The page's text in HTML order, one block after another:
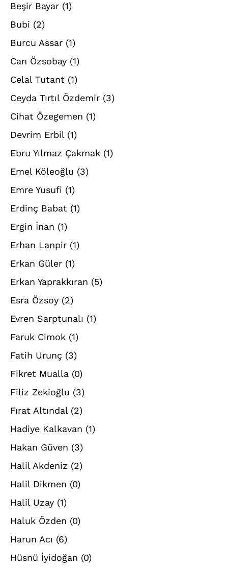
Beşir Bayar (1)
Bubi (2)
Burcu Assar (1)
Can Özsobay (1)
Celal Tutant (1)
Ceyda Tırtıl Özdemir (3)
Cihat Özegemen (1)
Devrim Erbil (1)
Ebru Yılmaz Çakmak (1)
Emel Köleoğlu (3)
Emre Yusufi (1)
Erdinç Babat (1)
Ergin İnan (1)
Erhan Lanpir (1)
Erkan Güler (1)
Erkan Yaprakkıran (5)
Esra Özsoy (2)
Evren Sarptunalı (1)
Faruk Cimok (1)
Fatih Urunç (3)
Fikret Mualla (0)
Filiz Zekioğlu (3)
Fırat Altındal (2)
Hadiye Kalkavan (1)
Hakan Güven (3)
Halil Akdeniz (2)
Halil Dikmen (0)
Halil Uzay (1)
Haluk Özden (0)
Harun Acı (6)
Hüsnü İyidoğan (0)